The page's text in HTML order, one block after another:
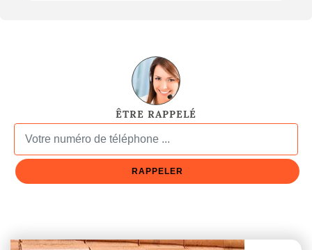
ÊTRE RAPPELÉ